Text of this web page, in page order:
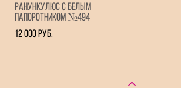
Ранункулюс с белым
папоротником №494
12 000 pуб.